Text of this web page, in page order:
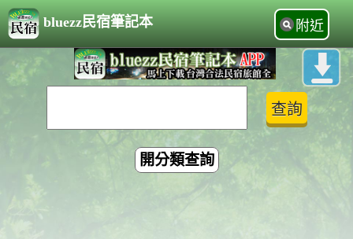
bluezz民宿筆記本 附近
開分類查詢